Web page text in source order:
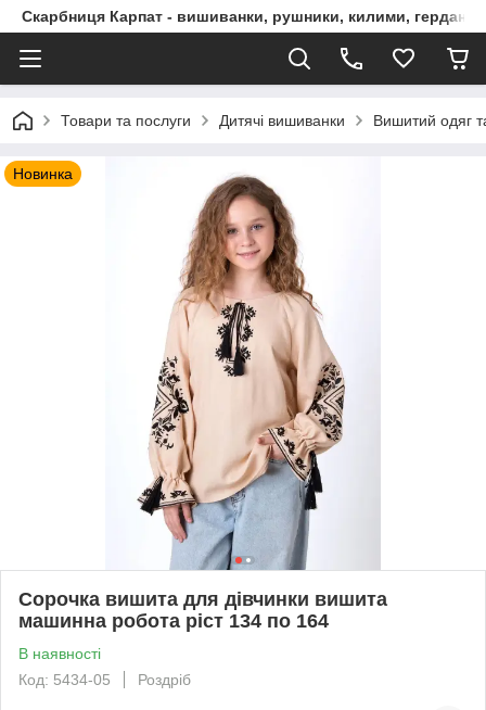
Скарбниця Карпат - вишиванки, рушники, килими, гердани,
Товари та послуги Дитячі вишиванки Вишитий одяг
Новинка
Сорочка вишита для дівчинки вишита
машинна робота ріст 134 по 164
В наявності
Код: 5434-05
Роздріб